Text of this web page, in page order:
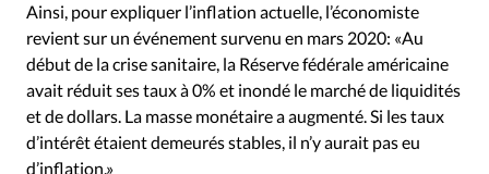
Ainsi, pour expliquer l’inflation actuelle, l’économiste
revient sur un événement survenu en mars 2020: «Au
début de la crise sanitaire, la Réserve fédérale américaine
avait réduit ses taux à 0% et inondé le marché de liquidités
et de dollars. La masse monétaire a augmenté. Si les taux
d’intérêt étaient demeurés stables, il n’y aurait pas eu
d’inflation.»